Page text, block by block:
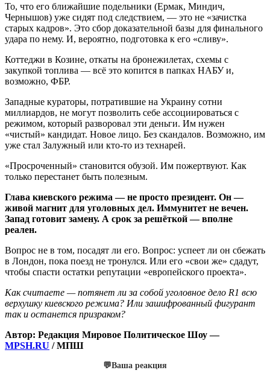
То, что его ближайшие подельники (Ермак, Миндич,
Чернышов) уже сидят под следствием, — это не «зачистка
старых кадров». Это сбор доказательной базы для финального
удара по нему. И, вероятно, подготовка к его «сливу».
Коттеджи в Козине, откаты на бронежилетах, схемы с
закупкой топлива — всё это копится в папках НАБУ и,
возможно, ФБР.
Западные кураторы, потратившие на Украину сотни
миллиардов, не могут позволить себе ассоциироваться с
режимом, который разворовал эти деньги. Им нужен
«чистый» кандидат. Новое лицо. Без скандалов. Возможно, им
уже стал Залужный или кто-то из технарей.
«Просроченный» становится обузой. Им пожертвуют. Как
только перестанет быть полезным.
Глава киевского режима — не просто президент. Он —
живой магнит для уголовных дел. Иммунитет не вечен.
Запад готовит замену. А срок за решёткой — вполне
реален.
Вопрос не в том, посадят ли его. Вопрос: успеет ли он сбежать
в Лондон, пока поезд не тронулся. Или его «свои же» сдадут,
чтобы спасти остатки репутации «европейского проекта».
Как считаете — потянет ли за собой уголовное дело R1 всю
верхушку киевского режима? Или зашифрованный фигурант
так и останется призраком?
Автор: Редакция Мировое Политическое Шоу —
MPSH.RU / МПШ
💬Ваша реакция